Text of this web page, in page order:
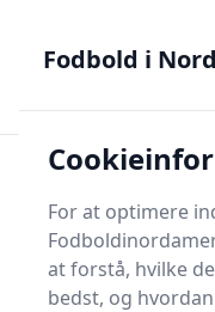
til nordamerikansk
Menu
Søg
Fodbold i
For at optimere
at forstå, hvilke
bedst, og